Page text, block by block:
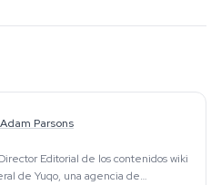
Adam Parsons
Editorial de los contenidos wiki
de Yuqo, una agencia de